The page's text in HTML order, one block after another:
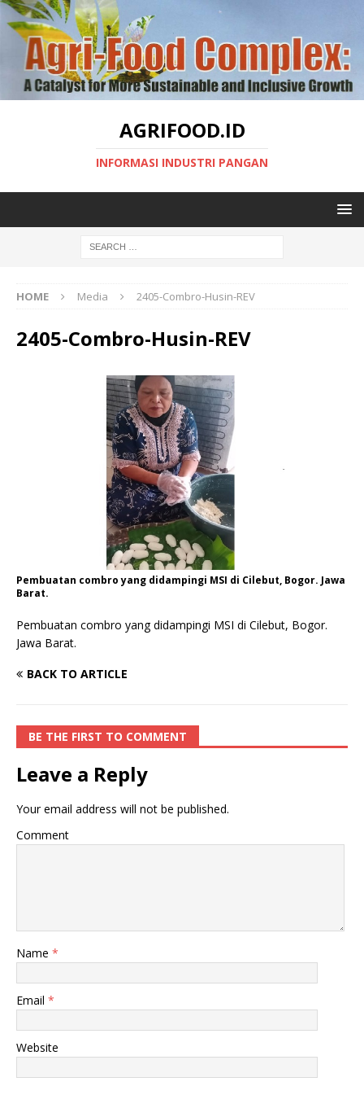
AGRIFOOD.ID
INFORMASI INDUSTRI PANGAN
HOME Media 2405-Combro-Husin-REV
2405-Combro-Husin-REV
Pembuatan combro yang didampingi MSI di Cilebut, Bogor. Jawa
Barat.
Pembuatan combro yang didampingi MSI di Cilebut, Bogor.
Jawa Barat.
BACK TO ARTICLE
BE THE FIRST TO COMMENT
Leave a Reply
Your email address will not be published.
Comment
Name *
Email *
Website